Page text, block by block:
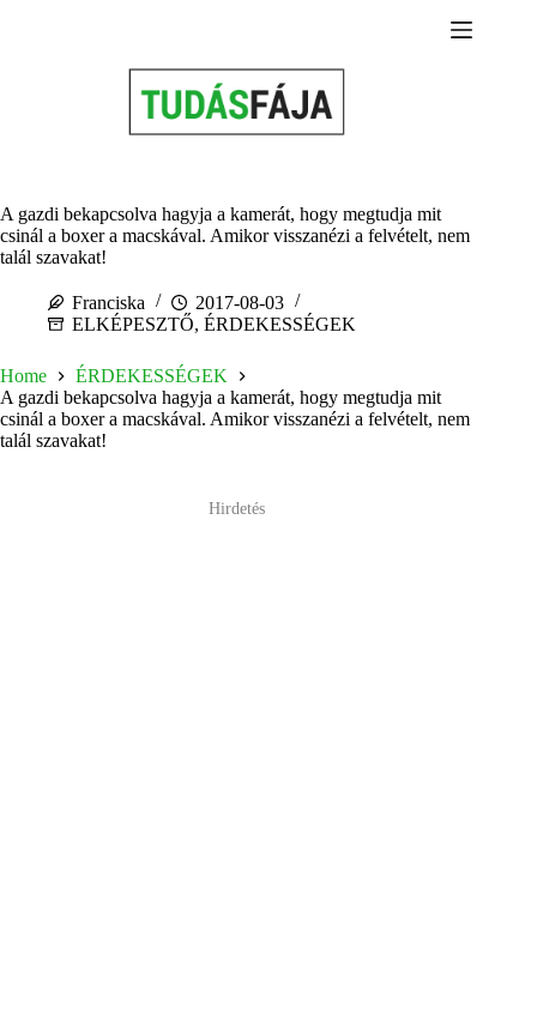
A gazdi bekapcsolva hagyja a kamerát, hogy megtudja mit
csinál a boxer a macskával. Amikor visszanézi a felvételt, nem
talál szavakat!
Franciska
2017-08-03
ELKÉPESZTŐ, ÉRDEKESSÉGEK
Home
ÉRDEKESSÉGEK
A gazdi bekapcsolva hagyja a kamerát, hogy megtudja mit
csinál a boxer a macskával. Amikor visszanézi a felvételt, nem
talál szavakat!
Hirdetés